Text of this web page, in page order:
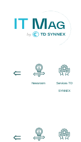
Newsroom Services TD
SYNNEX